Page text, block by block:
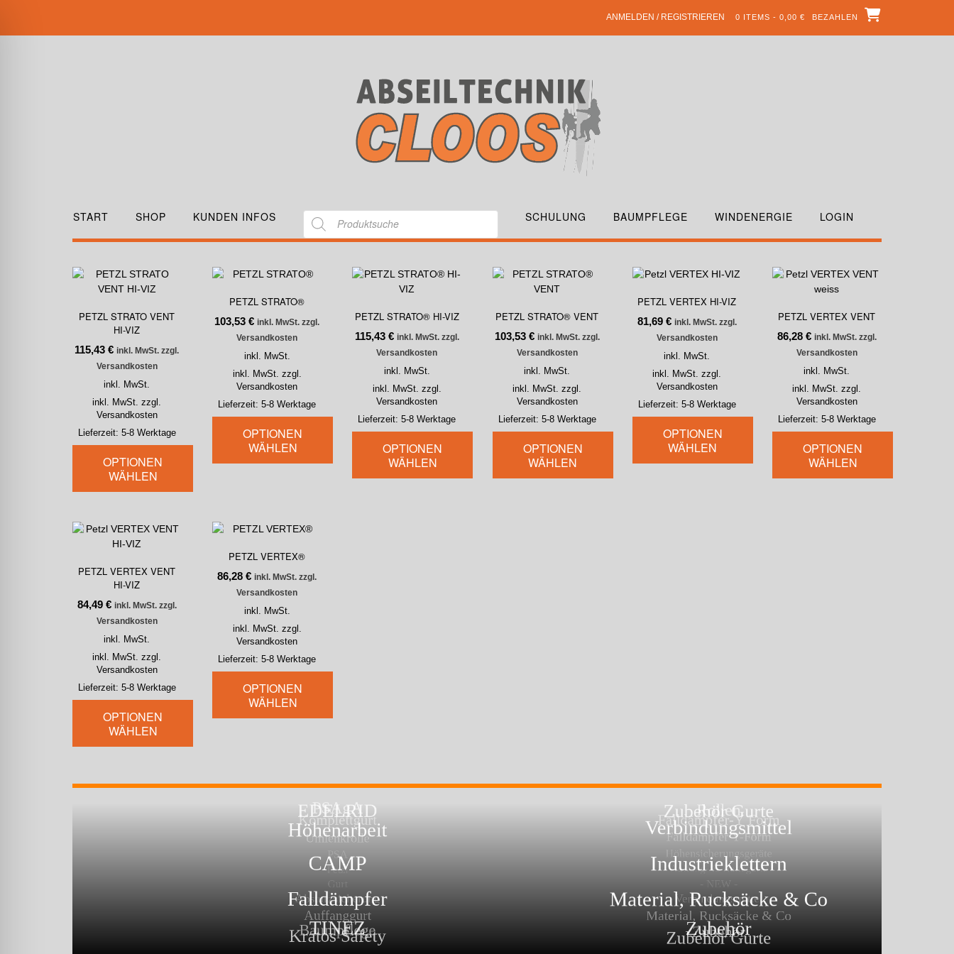
ANMELDEN / REGISTRIEREN 0 ITEMS - 0,00 € BEZAHLEN
START SHOP KUNDEN INFOS SCHULUNG BAUMPFLEGE WINDENERGIE LOGIN
PETZL STRATO VENT
HI-VIZ
115,43€ inkl. MwSt. zzgl.
Versandkosten
inkl. MwSt.
inkl. MwSt. zzgl.
Versandkosten
Lieferzeit: 5-8 Werktage
OPTIONEN
WÄHLEN
PETZL STRATO®
103,53€ inkl. MwSt. zzgl.
Versandkosten
inkl. MwSt.
inkl. MwSt. zzgl.
Versandkosten
Lieferzeit:5-8 Werktage
OPTIONEN
WÄHLEN
PETZL STRATO® HI-VIZ
115,43 € inkl. MwSt. zzgl.
Versandkosten
inkl. MwSt.
inkl. MwSt. zzgl.
Versandkosten
Lieferzeit:5-8 Werktage
OPTIONEN
WÄHLEN
PETZL STRATO® VENT
103,53 € inkl. MwSt. zzgl.
Versandkosten
inkl. MwSt.
inkl. MwSt. zzgl.
Versandkosten
Lieferzeit: 5-8 Werktage
OPTIONEN
WÄHLEN
PETZL VERTEX HI-VIZ
81,69 € inkl. MwSt. zzgl.
Versandkosten
inkl. MwSt.
inkl. MwSt. zzgl.
Versandkosten
Lieferzeit: 5-8 Werktage
OPTIONEN
WÄHLEN
PETZL VERTEX VENT
86,28 € inkl. MwSt. zzgl.
Versandkosten
inkl. MwSt.
inkl. MwSt. zzgl.
Versandkosten
Lieferzeit: 5-8 Werktage
OPTIONEN
WÄHLEN
PETZL VERTEX VENT
HI-VIZ
84,49 € inkl. MwSt. zzgl.
Versandkosten
inkl. MwSt.
inkl. MwSt. zzgl.
Versandkosten
Lieferzeit: 5-8 Werktage
OPTIONEN
WÄHLEN
PETZL VERTEX®
86,28€ inkl. MwSt. zzgl.
Versandkosten
inkl. MwSt.
inkl. MwSt. zzgl.
Versandkosten
Lieferzeit:5-8 Werktage
OPTIONEN
WÄHLEN